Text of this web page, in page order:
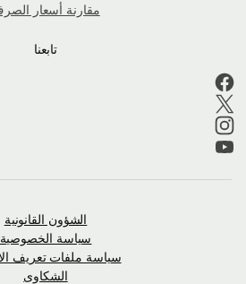
مقارنة أسعار الصرف
تابعنا
الشؤون القانونية
سياسة الخصوصية
سياسة ملفات تعريف
الشكاوى